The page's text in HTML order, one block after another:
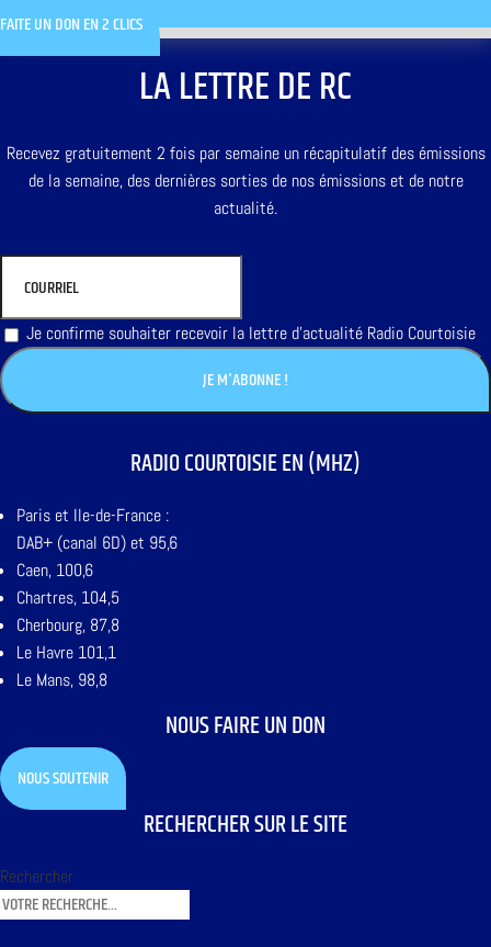
FAITE UN DON EN 2 CLICS
LA LETTRE DE RC
Recevez gratuitement 2 fois par semaine un récapitulatif des émissions
de la semaine, des dernières sorties de nos émissions et de notre
actualité.
Je confirme souhaiter recevoir la lettre d'actualité Radio Courtoisie
RADIO COURTOISIE EN (MHZ)
Paris et Ile-de-France :
DAB+ (canal 6D) et 95,6
Caen, 100,6
Chartres, 104,5
Cherbourg, 87,8
Le Havre 101,1
Le Mans, 98,8
NOUS FAIRE UN DON
NOUS SOUTENIR
RECHERCHER SUR LE SITE
Rechercher